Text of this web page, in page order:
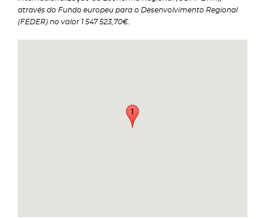
através do Fundo europeu para o Desenvolvimento Regional
(FEDER) no valor 1 547 523,70€.